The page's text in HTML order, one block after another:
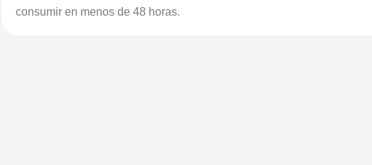
consumir en menos de 48 horas.